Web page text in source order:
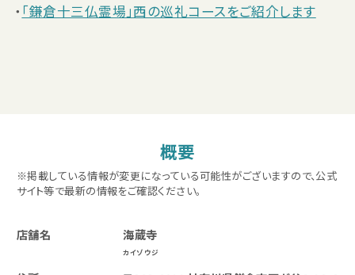
・ 「鎌倉十三仏霊場」西の巡礼コースをご紹介します
概要
※掲載している情報が変更になっている可能性がございますので、公式
サイト等で最新の情報をご確認ください。
店舗名 海蔵寺
カイゾウジ